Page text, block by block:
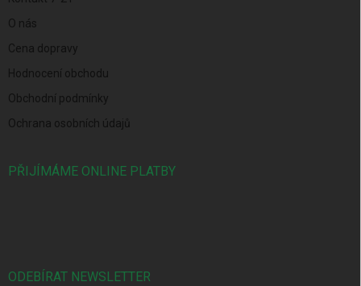
O nás
Cena dopravy
Hodnocení obchodu
Obchodní podmínky
Ochrana osobních údajů
PŘIJÍMÁME ONLINE PLATBY
ODEBÍRAT NEWSLETTER